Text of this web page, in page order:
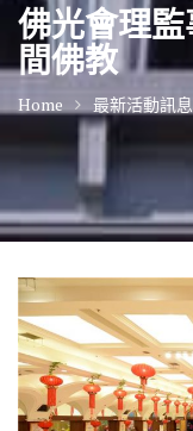
佛光會理
間佛教
Home 最新活動訊息